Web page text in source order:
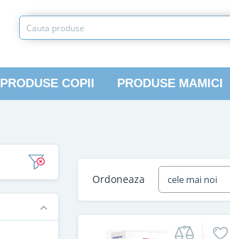
PRODUSE COPII PRODUSE MAMICI
Ordoneaza cele mai noi